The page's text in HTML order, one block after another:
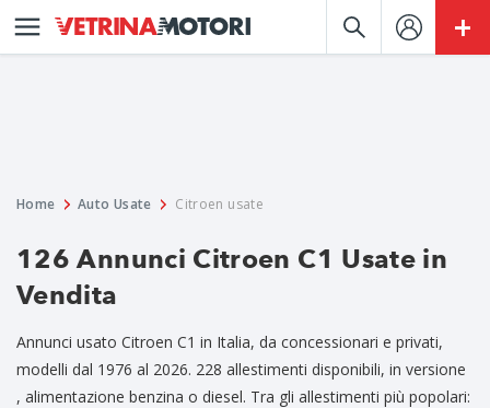
Home Auto Usate Citroen usate
126 Annunci Citroen C1 Usate in
Vendita
Annunci usato Citroen C1 in Italia, da concessionari e privati,
modelli dal 1976 al 2026. 228 allestimenti disponibili, in versione
, alimentazione benzina o diesel. Tra gli allestimenti più popolari: